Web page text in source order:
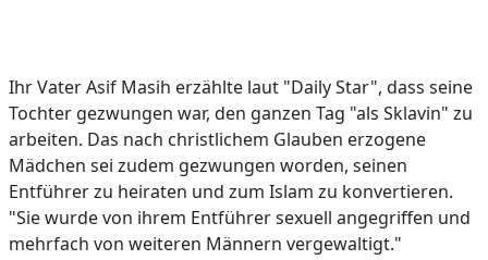
Ihr Vater Asif Masih erzählte laut "Daily Star", dass seine
Tochter gezwungen war, den ganzen Tag "als Sklavin" zu
arbeiten. Das nach christlichem Glauben erzogene
Mädchen sei zudem gezwungen worden, seinen
Entführer zu heiraten und zum Islam zu konvertieren.
"Sie wurde von ihrem Entführer sexuell angegriffen und
mehrfach von weiteren Männern vergewaltigt."